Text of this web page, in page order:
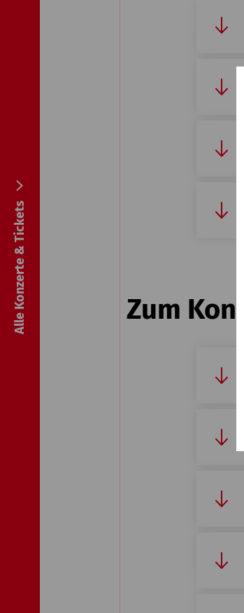
Alle Konzerte & Tickets Zum